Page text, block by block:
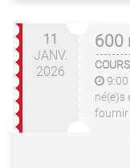
11
JANV.
2026
600
9:00
né(e)s
fournir